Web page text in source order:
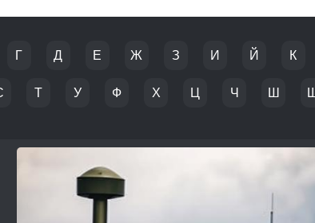
Г Д Е Ж З И Й К
Т У Ф Х Ц Ч Ш Щ